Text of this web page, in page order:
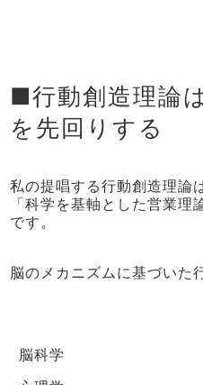
■行動創造理論
を先回りする
私の提唱する行動創造理論
「科学を基軸とした営業理
です。
脳のメカニズムに基づいた
脳科学